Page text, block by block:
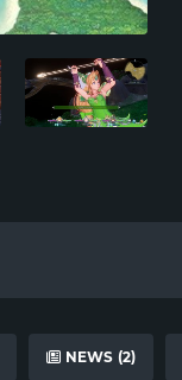
NEWS (2)